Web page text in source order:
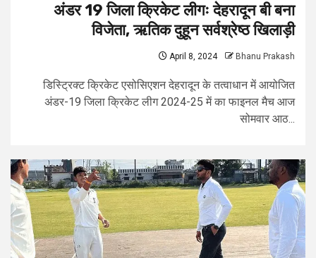
अंडर 19 जिला क्रिकेट लीगः देहरादून बी बना
विजेता, ऋतिक दुहून सर्वश्रेष्ठ खिलाड़ी
April 8, 2024 Bhanu Prakash
डिस्ट्रिक्ट क्रिकेट एसोसिएशन देहरादून के तत्वाधान में आयोजित
अंडर-19 जिला क्रिकेट लीग 2024-25 में का फाइनल मैच आज
सोमवार आठ...